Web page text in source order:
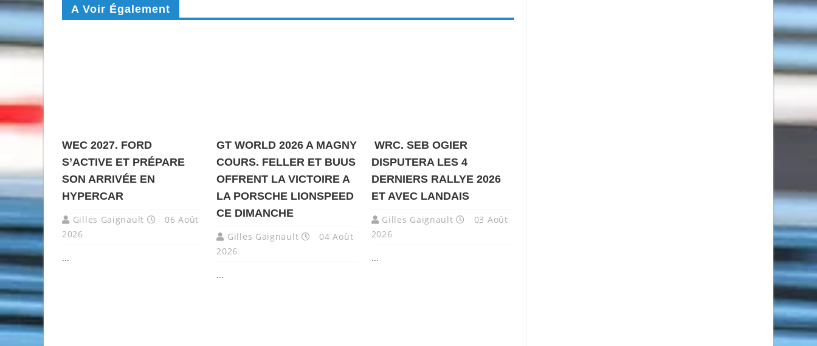
A Voir Également
WEC 2027. FORD
S’ACTIVE ET PRÉPARE
SON ARRIVÉE EN
HYPERCAR
Gilles Gaignault
06 Août
2026
...
GT WORLD 2026 A MAGNY
COURS. FELLER ET BUUS
OFFRENT LA VICTOIRE A
LA PORSCHE LIONSPEED
CE DIMANCHE
Gilles Gaignault
04 Août
2026
...
WRC. SEB OGIER
DISPUTERA LES 4
DERNIERS RALLYE 2026
ET AVEC LANDAIS
Gilles Gaignault
03 Août
2026
...